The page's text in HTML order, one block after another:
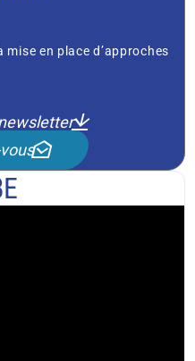
en place d’approches